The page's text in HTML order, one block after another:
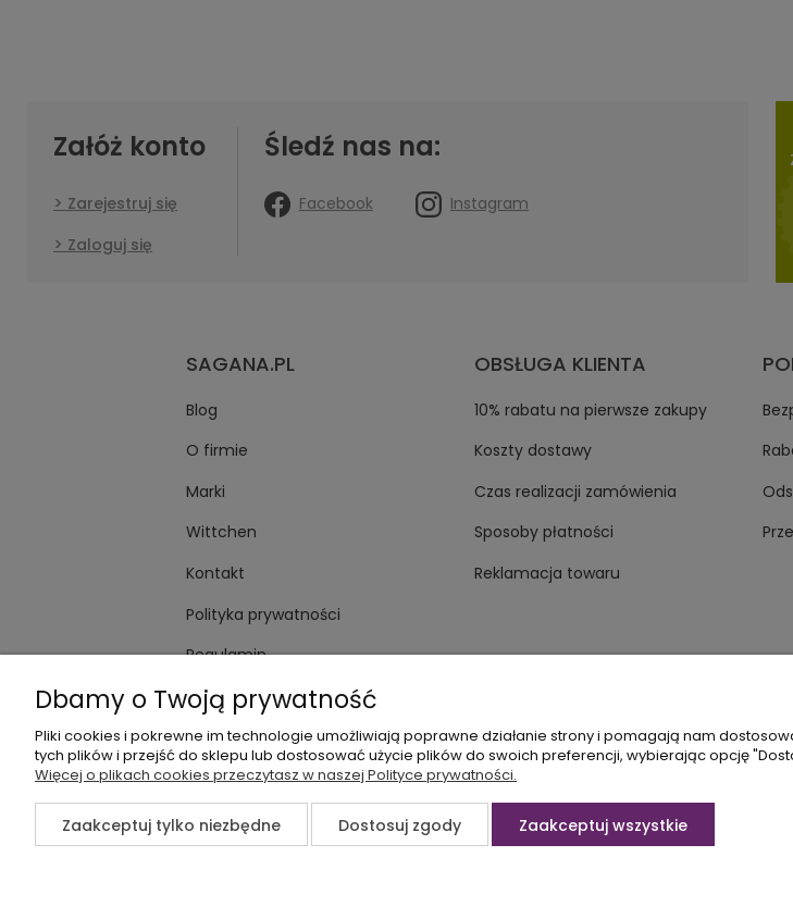
Załóż konto
Zarejestruj się
Zaloguj się
Śledź nas na:
Facebook Instagram
SAGANA.PL
Blog
O firmie
Marki
Wittchen
Kontakt
Polityka prywatności
Regulamin
OBSŁUGA KLIENTA
10% rabatu na pierwsze zakupy
Koszty dostawy
Czas realizacji zamówienia
Sposoby płatności
Reklamacja towaru
+48535745555 sklep@sagana.pl
Dbamy o Twoją prywatność
Pliki cookies i pokrewne im technologie umożliwiają poprawne działanie strony i pomagają nam
tych plików i przejść do sklepu lub dostosować użycie plików do swoich preferencji, wybierając opcję
Więcej o plikach cookies przeczytasz w naszej Polityce prywatności.
Zaakceptuj tylko niezbędne Dostosuj zgody Zaakceptuj wszystkie